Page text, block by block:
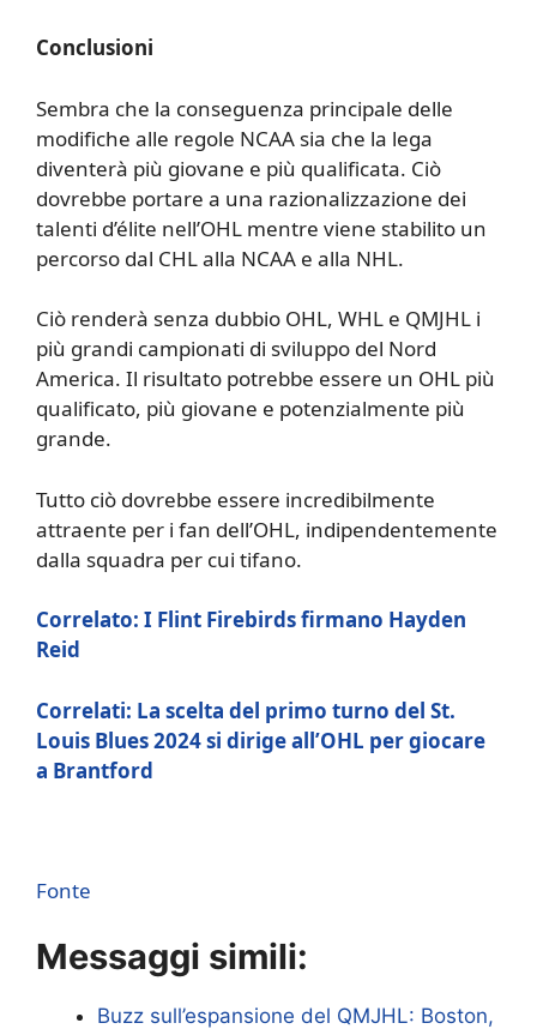
Conclusioni
Sembra che la conseguenza principale delle
modifiche alle regole NCAA sia che la lega
diventerà più giovane e più qualificata. Ciò
dovrebbe portare a una razionalizzazione dei
talenti d’élite nell’OHL mentre viene stabilito un
percorso dal CHL alla NCAA e alla NHL.
Ciò renderà senza dubbio OHL, WHL e QMJHL i
più grandi campionati di sviluppo del Nord
America. Il risultato potrebbe essere un OHL più
qualificato, più giovane e potenzialmente più
grande.
Tutto ciò dovrebbe essere incredibilmente
attraente per i fan dell’OHL, indipendentemente
dalla squadra per cui tifano.
Correlato: I Flint Firebirds firmano Hayden
Reid
Correlati: La scelta del primo turno del St.
Louis Blues 2024 si dirige all’OHL per giocare
a Brantford
Fonte
Messaggi simili:
Buzz sull’espansione del QMJHL: Boston,